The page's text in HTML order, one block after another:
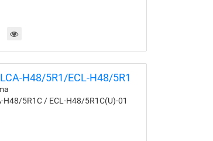
H48/5R1/ECL-H48/5R1
H48/5R1С / ECL-H48/5R1C(U)-01